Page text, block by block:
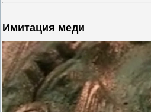
Имитация меди